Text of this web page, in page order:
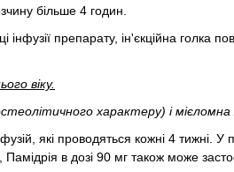
більше 4 годин.
інфузії препарату, ін'єкційна голка
віку.
характеру) і мієломна
які проводяться кожні 4 тижні. У
в дозі 90 мг також може